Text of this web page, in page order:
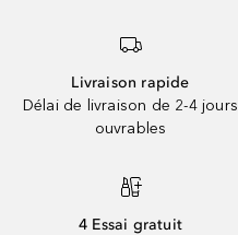
Livraison rapide
Délai de livraison de 2-4 jours
ouvrables
4 Essai gratuit